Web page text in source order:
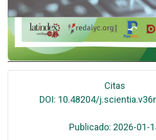
Citas
DOI: 10.48204/
Publicado: 2026-01-